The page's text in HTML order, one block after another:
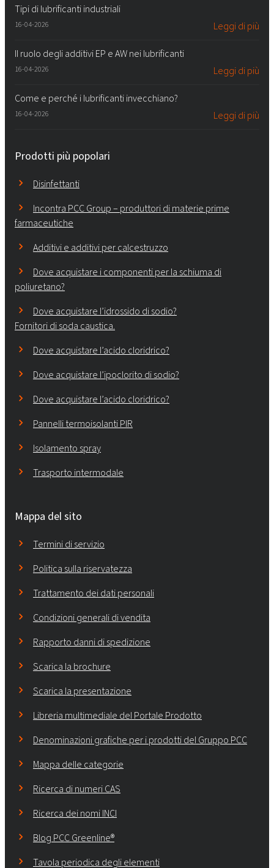
Tipi di lubrificanti industriali
16-04-2026 Leggi di più
Il ruolo degli additivi EP e AW nei lubrificanti
16-04-2026 Leggi di più
Come e perché i lubrificanti invecchiano?
16-04-2026 Leggi di più
Prodotti più popolari
Disinfettanti
Incontra PCC Group – produttori di materie prime
farmaceutiche
Additivi e additivi per calcestruzzo
Dove acquistare i componenti per la schiuma di
poliuretano?
Dove acquistare l’idrossido di sodio?
Fornitori di soda caustica.
Dove acquistare l’acido cloridrico?
Dove acquistare l’ipoclorito di sodio?
Dove acquistare l’acido cloridrico?
Pannelli termoisolanti PIR
Isolamento spray
Trasporto intermodale
Mappa del sito
Termini di servizio
Politica sulla riservatezza
Trattamento dei dati personali
Condizioni generali di vendita
Rapporto danni di spedizione
Scarica la brochure
Scarica la presentazione
Libreria multimediale del Portale Prodotto
Denominazioni grafiche per i prodotti del Gruppo PCC
Mappa delle categorie
Ricerca di numeri CAS
Ricerca dei nomi INCI
Blog PCC Greenline®
Tavola periodica degli elementi